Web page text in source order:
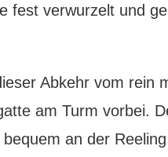
fest verwurzelt und
Abkehr vom rein
am Turm vorbei.
an der